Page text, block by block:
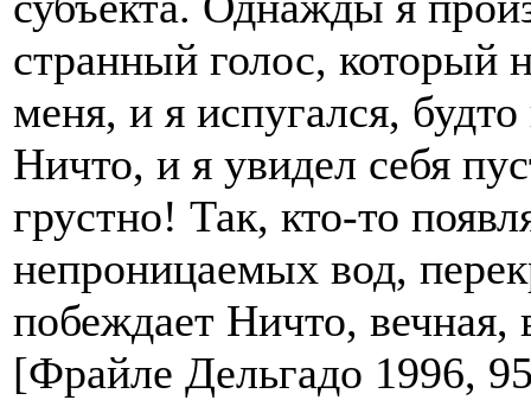
странный голос, который
меня, и я испугался,
Ничто, и я увидел себя
грустно! Так, кто-то
непроницаемых вод,
побеждает Ничто, вечная,
[Фрайле Дельгадо 1996,